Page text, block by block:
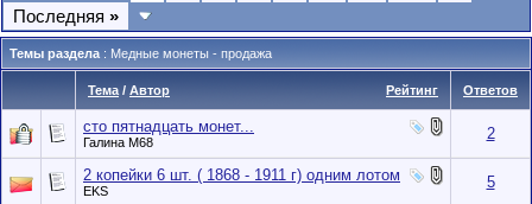
Последняя »
Темы раздела : Медные монеты - продажа
Рейтинг
Тема / Автор Ответов
сто пятнадцать монет...
Галина М68 2
2 копейки 6 шт. ( 1868 - 1911 г) одним лотом
EKS 5